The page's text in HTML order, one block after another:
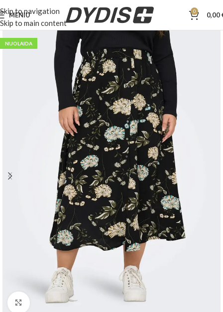
Skip to navigation
Skip to main content
MENIU 0 0,00
NUOLAIDA
Padidinti